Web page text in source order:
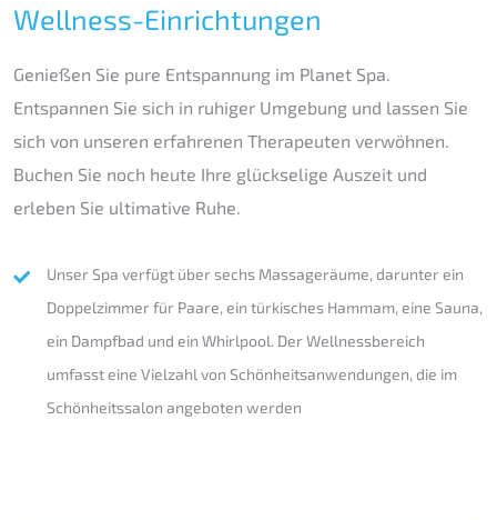
Wellness-Einrichtungen
Genießen Sie pure Entspannung im Planet Spa.
Entspannen Sie sich in ruhiger Umgebung und lassen Sie
sich von unseren erfahrenen Therapeuten verwöhnen.
Buchen Sie noch heute Ihre glückselige Auszeit und
erleben Sie ultimative Ruhe.
Unser Spa verfügt über sechs Massageräume, darunter ein
Doppelzimmer für Paare, ein türkisches Hammam, eine Sauna,
ein Dampfbad und ein Whirlpool. Der Wellnessbereich
umfasst eine Vielzahl von Schönheitsanwendungen, die im
Schönheitssalon angeboten werden